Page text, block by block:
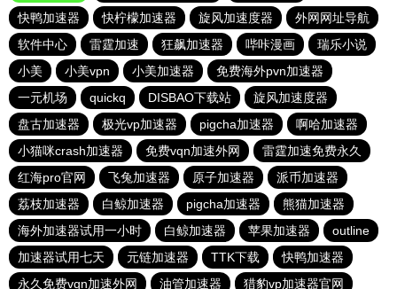
快鸭加速器
快柠檬加速器 旋风加速度器
外网网址导航
软件中心
雷霆加速 狂飙加速器 哔咔漫画
瑞乐小说
小美
小美vpn 小美加速器
免费海外pvn加速器
一元机场
quickq DISBAO下载站
旋风加速度器
盘古加速器
极光vp加速器 pigcha加速器
啊哈加速器
小猫咪crash加速器
免费vqn加速外网
雷霆加速免费永久
红海pro官网
飞兔加速器 原子加速器
派币加速器
荔枝加速器
白鲸加速器 pigcha加速器
熊猫加速器
海外加速器试用一小时
白鲸加速器 苹果加速器
outline
加速器试用七天
元链加速器 TTK下载
快鸭加速器
永久免费vqn加速外网
油管加速器 猎豹vp加速器官网